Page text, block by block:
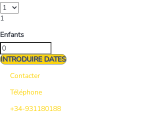
1
Enfants
INTRODUIRE DATES
Contacter
Téléphone
+34-931180188